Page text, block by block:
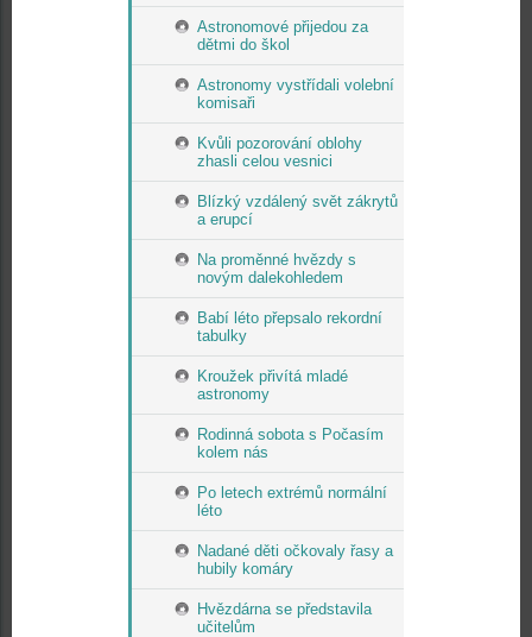
Astronomové přijedou za
dětmi do škol
Astronomy vystřídali volební
komisaři
Kvůli pozorování oblohy
zhasli celou vesnici
Blízký vzdálený svět zákrytů
a erupcí
Na proměnné hvězdy s
novým dalekohledem
Babí léto přepsalo rekordní
tabulky
Kroužek přivítá mladé
astronomy
Rodinná sobota s Počasím
kolem nás
Po letech extrémů normální
léto
Nadané děti očkovaly řasy a
hubily komáry
Hvězdárna se představila
učitelům